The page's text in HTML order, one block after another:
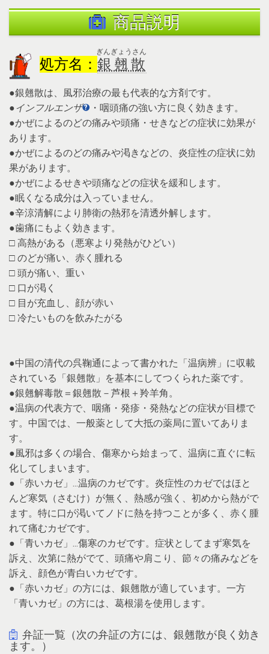
商品説明
処方名： 銀翹散
ぎんぎょうさん
●銀翹散は、風邪治療の最も代表的な方剤です。
●インフルエンザ
・咽頭痛の強い方に良く効きます。
●かぜによるのどの痛みや頭痛・せきなどの症状に効果が
あります。
●かぜによるのどの痛みや渇きなどの、炎症性の症状に効
果があります。
●かぜによるせきや頭痛などの症状を緩和します。
●眠くなる成分は入っていません。
●辛涼清解により肺衛の熱邪を清透外解します。
●歯痛にもよく効きます。
□ 高熱がある（悪寒より発熱がひどい）
□ のどが痛い、赤く腫れる
□ 頭が痛い、重い
□ 口が渇く
□ 目が充血し、顔が赤い
□ 冷たいものを飲みたがる
●中国の清代の呉鞠通によって書かれた「温病辨」に収載
されている「銀翹散」を基本にしてつくられた薬です。
●銀翹解毒散＝銀翹散－芦根＋羚羊角。
●温病の代表方で、咽痛・発疹・発熱などの症状が目標で
す。中国では、一般薬として大抵の薬局に置いてありま
す。
●風邪は多くの場合、傷寒から始まって、温病に直ぐに転
化してしまいます。
●「赤いカゼ」…温病のカゼです。炎症性のカゼではほと
んど寒気（さむけ）が無く、熱感が強く、初めから熱がで
ます。特に口が渇いてノドに熱を持つことが多く、赤く腫
れて痛むカゼです。
●「青いカゼ」…傷寒のカゼです。症状としてまず寒気を
訴え、次第に熱がでて、頭痛や肩こり、節々の痛みなどを
訴え、顔色が青白いカゼです。
●「赤いカゼ」の方には、銀翹散が適しています。一方
「青いカゼ」の方には、葛根湯を使用します。
弁証一覧（次の弁証の方には、銀翹散が良く効き
ます。）